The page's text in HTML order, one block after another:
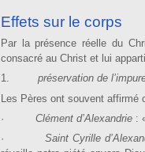
Effets sur le corps
Par la présence réelle du
consacré au Christ et lui
1. préservation de
Les Pères ont souvent affirmé
· Clément d’Alexandrie :
· Saint Cyrille